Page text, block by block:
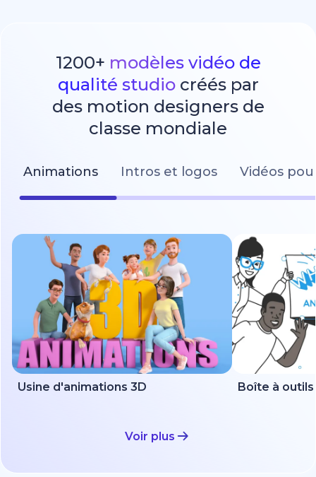
1200+ modèles vidéo de
qualité studiocréés par
des motion designers de
classe mondiale
Animations Intros et logos Vidéos
Usine d'animations 3D
Voir plus